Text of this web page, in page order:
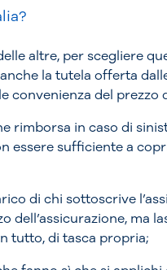
altre, per scegliere
la tutela offerta
del prezzo
rimborsa in caso di
essere sufficiente a
di chi sottoscrive
ma
tutto, di tasca propria;